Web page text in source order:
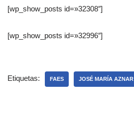
[wp_show_posts id=»32308″]
[wp_show_posts id=»32996″]
Etiquetas: FAES JOSÉ MARÍA AZNAR